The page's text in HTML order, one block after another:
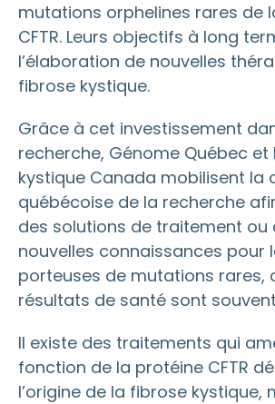
mutations orphelines rares de
CFTR. Leurs objectifs à long
l’élaboration de nouvelles
fibrose kystique.
Grâce à cet investissement
recherche, Génome Québec et
kystique Canada mobilisent la
québécoise de la recherche
des solutions de traitement ou
nouvelles connaissances pour
porteuses de mutations rares,
résultats de santé sont
Il existe des traitements qui
fonction de la protéine CFTR
l’origine de la fibrose kystique,